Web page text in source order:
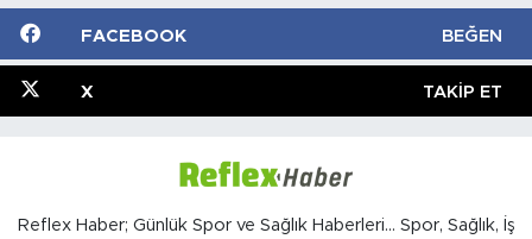
FACEBOOK BEĞEN
X TAKIP ET
Reflex Haber; Günlük Spor ve Sağlık Haberleri... Spor, Sağlık, İş